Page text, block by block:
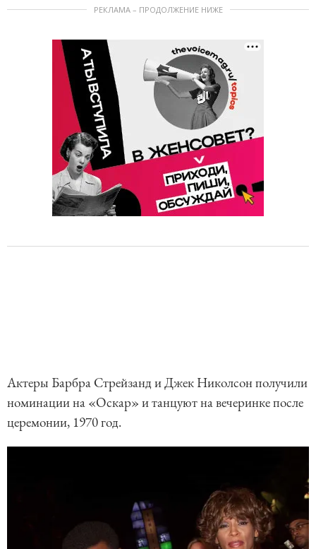
РЕКЛАМА – ПРОДОЛЖЕНИЕ НИЖЕ
Актеры Барбра Стрейзанд и Джек Николсон получили
номинации на «Оскар» и танцуют на вечеринке после
церемонии, 1970 год.